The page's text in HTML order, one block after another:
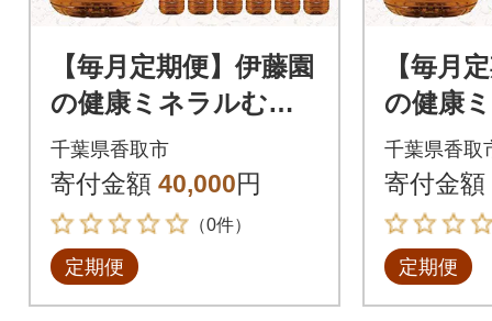
【毎月定期便】伊藤園
の健康ミネラルむぎ
茶2L×12本全3回
千葉県香取市
寄付金額 40,000円
（0件）
定期便
【毎月
の健康
茶
千葉県香取
寄付金額
定期便